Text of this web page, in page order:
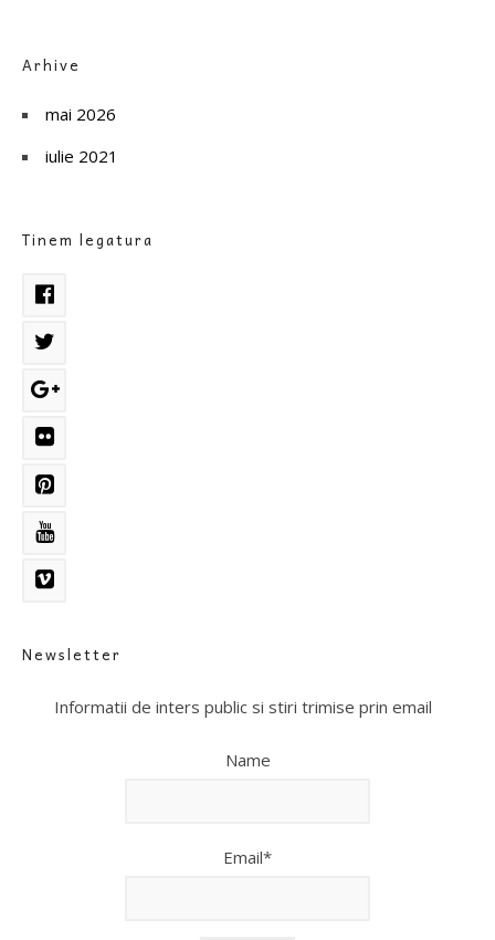
Arhive
mai 2026
iulie 2021
Tinem legatura
Newsletter
Informatii de inters public si stiri trimise prin email
Name
Email*